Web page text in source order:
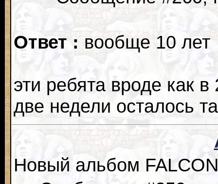
Ответ : вообще 10 лет
эти ребята вроде как
две недели осталось
Новый альбом